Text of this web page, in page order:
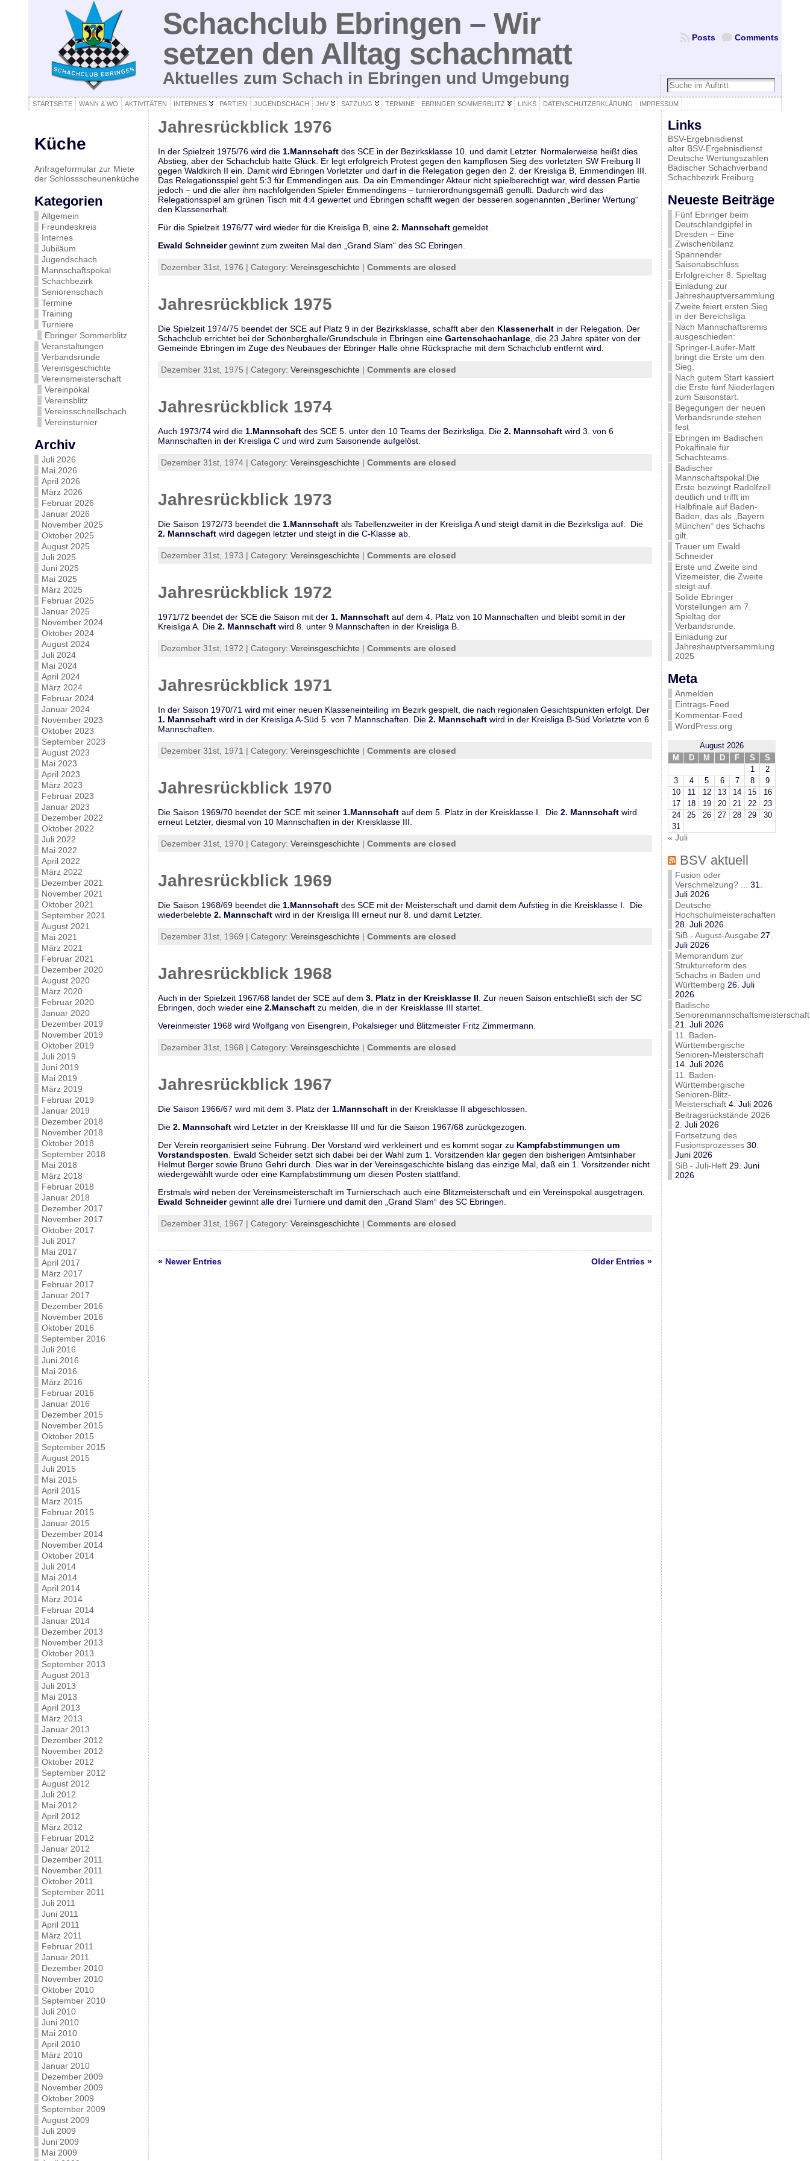
Schachclub Ebringen – Wir
setzen den Alltag schachmatt
Aktuelles zum Schach in Ebringen und Umgebung
Comments
Posts
STARTSEITE WANN & WO AKTIVITÄTEN INTERNES PARTIEN JUGENDSCHACH JHV SATZUNG TERMINE EBRINGER SOMMERBLITZ LINKS DATENSCHUTZERKLÄRUNG IMPRESSUM
Küche
Anfrageformular zur Miete
der Schlossscheunenküche
Kategorien
Allgemein
Freundeskreis
Internes
Jubiläum
Jugendschach
Mannschaftspokal
Schachbezirk
Seniorenschach
Termine
Training
Turniere
Ebringer Sommerblitz
Veranstaltungen
Verbandsrunde
Vereinsgeschichte
Vereinsmeisterschaft
Vereinpokal
Vereinsblitz
Vereinsschnellschach
Vereinsturnier
Archiv
Juli 2026
Mai 2026
April 2026
März 2026
Februar 2026
Januar 2026
November 2025
Oktober 2025
August 2025
Juli 2025
Juni 2025
Mai 2025
März 2025
Februar 2025
Januar 2025
November 2024
Oktober 2024
August 2024
Juli 2024
Mai 2024
April 2024
März 2024
Februar 2024
Januar 2024
November 2023
Oktober 2023
September 2023
August 2023
Mai 2023
April 2023
März 2023
Februar 2023
Januar 2023
Dezember 2022
Oktober 2022
Juli 2022
Mai 2022
April 2022
März 2022
Dezember 2021
November 2021
Oktober 2021
September 2021
August 2021
Mai 2021
März 2021
Februar 2021
Dezember 2020
August 2020
März 2020
Februar 2020
Januar 2020
Dezember 2019
November 2019
Oktober 2019
Juli 2019
Juni 2019
Mai 2019
März 2019
Februar 2019
Januar 2019
Dezember 2018
November 2018
Oktober 2018
September 2018
Mai 2018
März 2018
Februar 2018
Januar 2018
Dezember 2017
November 2017
Oktober 2017
Juli 2017
Mai 2017
April 2017
März 2017
Februar 2017
Januar 2017
Dezember 2016
November 2016
Oktober 2016
September 2016
Juli 2016
Juni 2016
Mai 2016
März 2016
Februar 2016
Januar 2016
Dezember 2015
November 2015
Oktober 2015
September 2015
August 2015
Juli 2015
Mai 2015
April 2015
März 2015
Februar 2015
Januar 2015
Dezember 2014
November 2014
Oktober 2014
Juli 2014
Mai 2014
April 2014
März 2014
Februar 2014
Januar 2014
Dezember 2013
November 2013
Oktober 2013
September 2013
August 2013
Juli 2013
Mai 2013
April 2013
März 2013
Januar 2013
Dezember 2012
November 2012
Oktober 2012
September 2012
August 2012
Juli 2012
Mai 2012
April 2012
März 2012
Februar 2012
Januar 2012
Dezember 2011
November 2011
Oktober 2011
September 2011
Juli 2011
Juni 2011
April 2011
März 2011
Februar 2011
Januar 2011
Dezember 2010
November 2010
Oktober 2010
September 2010
Juli 2010
Juni 2010
Mai 2010
April 2010
März 2010
Januar 2010
Dezember 2009
November 2009
Oktober 2009
September 2009
August 2009
Juli 2009
Juni 2009
Mai 2009
Jahresrückblick 1976
In der Spielzeit 1975/76 wird die 1.Mannschaft des SCE in der Bezirksklasse 10. und damit Letzter. Normalerweise heißt dies
Abstieg, aber der Schachclub hatte Glück. Er legt erfolgreich Protest gegen den kampflosen Sieg des vorletzten SW Freiburg II
gegen Waldkirch II ein. Damit wird Ebringen Vorletzter und darf in die Relegation gegen den 2. der Kreisliga B, Emmendingen III.
Das Relegationsspiel geht 5:3 für Emmendingen aus. Da ein Emmendinger Akteur nicht spielberechtigt war, wird dessen Partie
jedoch – und die aller ihm nachfolgenden Spieler Emmendingens – turnierordnungsgemäß genullt. Dadurch wird das
Relegationsspiel am grünen Tisch mit 4:4 gewertet und Ebringen schafft wegen der besseren sogenannten „Berliner Wertung“
den Klassenerhalt.
Für die Spielzeit 1976/77 wird wieder für die Kreisliga B, eine 2. Mannschaft gemeldet.
Ewald Schneidergewinnt zum zweiten Mal den „Grand Slam“ des SC Ebringen.
Dezember 31st, 1976 | Category: Vereinsgeschichte | Comments are closed
Jahresrückblick 1975
Die Spielzeit 1974/75 beendet der SCE auf Platz 9 in der Bezirksklasse, schafft aber den Klassenerhalt in der Relegation. Der
Schachclub errichtet bei der Schönberghalle/Grundschule in Ebringen eine Gartenschachanlage , die 23 Jahre später von der
Gemeinde Ebringen im Zuge des Neubaues der Ebringer Halle ohne Rücksprache mit dem Schachclub entfernt wird.
Dezember 31st, 1975 | Category: Vereinsgeschichte | Comments are closed
Jahresrückblick 1974
Auch 1973/74 wird die 1.Mannschaft des SCE 5. unter den 10 Teams der Bezirksliga. Die 2. Mannschaft wird 3. von 6
Mannschaften in der Kreisliga C und wird zum Saisonende aufgelöst.
Dezember 31st, 1974 | Category: Vereinsgeschichte | Comments are closed
Jahresrückblick 1973
Die Saison 1972/73 beendet die 1.Mannschaft als Tabellenzweiter in der Kreisliga A und steigt damit in die Bezirksliga auf. Die
2. Mannschaft wird dagegen letzter und steigt in die C-Klasse ab.
Dezember 31st, 1973 | Category: Vereinsgeschichte | Comments are closed
Jahresrückblick 1972
1971/72 beendet der SCE die Saison mit der 1. Mannschaft auf dem 4. Platz von 10 Mannschaften und bleibt somit in der
Kreisliga A. Die 2. Mannschaft wird 8. unter 9 Mannschaften in der Kreisliga B.
Dezember 31st, 1972 | Category: Vereinsgeschichte | Comments are closed
Jahresrückblick 1971
In der Saison 1970/71 wird mit einer neuen Klasseneinteiling im Bezirk gespielt, die nach regionalen Gesichtspunkten erfolgt. Der
1. Mannschaft wird in der Kreisliga A-Süd 5. von 7 Mannschaften. Die 2. Mannschaft wird in der Kreisliga B-Süd Vorletzte von 6
Mannschaften.
Dezember 31st, 1971 | Category: Vereinsgeschichte | Comments are closed
Jahresrückblick 1970
Die Saison 1969/70 beendet der SCE mit seiner 1.Mannschaft auf dem 5. Platz in der Kreisklasse I. Die 2. Mannschaft wird
erneut Letzter, diesmal von 10 Mannschaften in der Kreisklasse III.
Dezember 31st, 1970 | Category: Vereinsgeschichte | Comments are closed
Jahresrückblick 1969
Die Saison 1968/69 beendet die 1.Mannschaft des SCE mit der Meisterschaft und damit dem Aufstieg in die Kreisklasse I. Die
wiederbelebte 2. Mannschaft wird in der Kreisliga III erneut nur 8. und damit Letzter.
Dezember 31st, 1969 | Category: Vereinsgeschichte | Comments are closed
Jahresrückblick 1968
Auch in der Spielzeit 1967/68 landet der SCE auf dem 3. Platz in der Kreisklasse II . Zur neuen Saison entschließt sich der SC
Ebringen, doch wieder eine 2.Manschaft zu melden, die in der Kreisklasse III startet.
Vereinmeister 1968 wird Wolfgang von Eisengrein, Pokalsieger und Blitzmeister Fritz Zimmermann.
Dezember 31st, 1968 | Category: Vereinsgeschichte | Comments are closed
Jahresrückblick 1967
Die Saison 1966/67 wird mit dem 3. Platz der 1.Mannschaft in der Kreisklasse II abgeschlossen.
Die 2. Mannschaft wird Letzter in der Kreisklasse III und für die Saison 1967/68 zurückgezogen.
Der Verein reorganisiert seine Führung. Der Vorstand wird verkleinert und es kommt sogar zu Kampfabstimmungen um
Vorstandsposten . Ewald Scheider setzt sich dabei bei der Wahl zum 1. Vorsitzenden klar gegen den bisherigen Amtsinhaber
Helmut Berger sowie Bruno Gehri durch. Dies war in der Vereinsgeschichte bislang das einzige Mal, daß ein 1. Vorsitzender nicht
wiedergewählt wurde oder eine Kampfabstimmung um diesen Posten stattfand.
Erstmals wird neben der Vereinsmeisterschaft im Turnierschach auch eine Blitzmeisterschaft und ein Vereinspokal ausgetragen.
Ewald Schneidergewinnt alle drei Turniere und damit den „Grand Slam“ des SC Ebringen.
Dezember 31st, 1967 | Category: Vereinsgeschichte | Comments are closed
« Newer Entries Older Entries »
Links
BSV-Ergebnisdienst
alter BSV-Ergebnisdienst
Deutsche Wertungszahlen
Badischer Schachverband
Schachbezirk Freiburg
Neueste Beiträge
Fünf Ebringer beim
Deutschlandgipfel in
Dresden – Eine
Zwischenbilanz
Spannender
Saisonabschluss
Erfolgreicher 8. Spieltag
Einladung zur
Jahreshauptversammlung
Zweite feiert ersten Sieg
in der Bereichsliga
Nach Mannschaftsremis
ausgeschieden:
Springer-Läufer-Matt
bringt die Erste um den
Sieg.
Nach gutem Start kassiert
die Erste fünf Niederlagen
zum Saisonstart.
Begegungen der neuen
Verbandsrunde stehen
fest
Ebringen im Badischen
Pokalfinale für
Schachteams.
Badischer
Mannschaftspokal:Die
Erste bezwingt Radolfzell
deutlich und trifft im
Halbfinale auf Baden-
Baden, das als „Bayern
München“ des Schachs
gilt.
Trauer um Ewald
Schneider
Erste und Zweite sind
Vizemeister, die Zweite
steigt auf.
Solide Ebringer
Vorstellungen am 7.
Spieltag der
Verbandsrunde.
Einladung zur
Jahreshauptversammlung
2025
Meta
Anmelden
Eintrags-Feed
Kommentar-Feed
WordPress.org
August 2026
M
D M D F S
S
1
2
3
4 5 6 7 8
9
10
11 12 13 14 15
16
17
18 19 20 21 22
23
24
25 26 27 28 29
30
31
« Juli
BSV aktuell
Fusion oder
Verschmelzung? ...
31.
Juli 2026
Deutsche
Hochschulmeisterschaften
28. Juli 2026
SiB - August-Ausgabe 27.
Juli 2026
Memorandum zur
Strukturreform des
Schachs in Baden und
Württemberg 26. Juli
2026
Badische
Seniorenmannschaftsmeisterschaft
21. Juli 2026
11. Baden-
Württembergische
Senioren-Meisterschaft
14. Juli 2026
11. Baden-
Württembergische
Senioren-Blitz-
Meisterschaft 4. Juli 2026
Beitragsrückstände 2026
2. Juli 2026
Fortsetzung des
Fusionsprozesses 30.
Juni 2026
SiB - Juli-Heft 29. Juni
2026